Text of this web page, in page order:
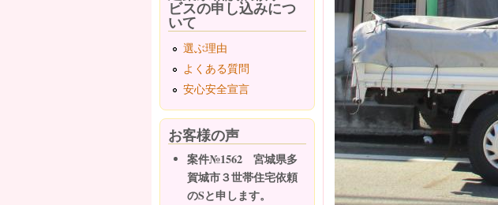
ビスの申し込みにつ
いて
選ぶ理由
よくある質問
安心安全宣言
お客様の声
案件№1562 宮城県多
賀城市３世帯住宅依頼
のSと申します。